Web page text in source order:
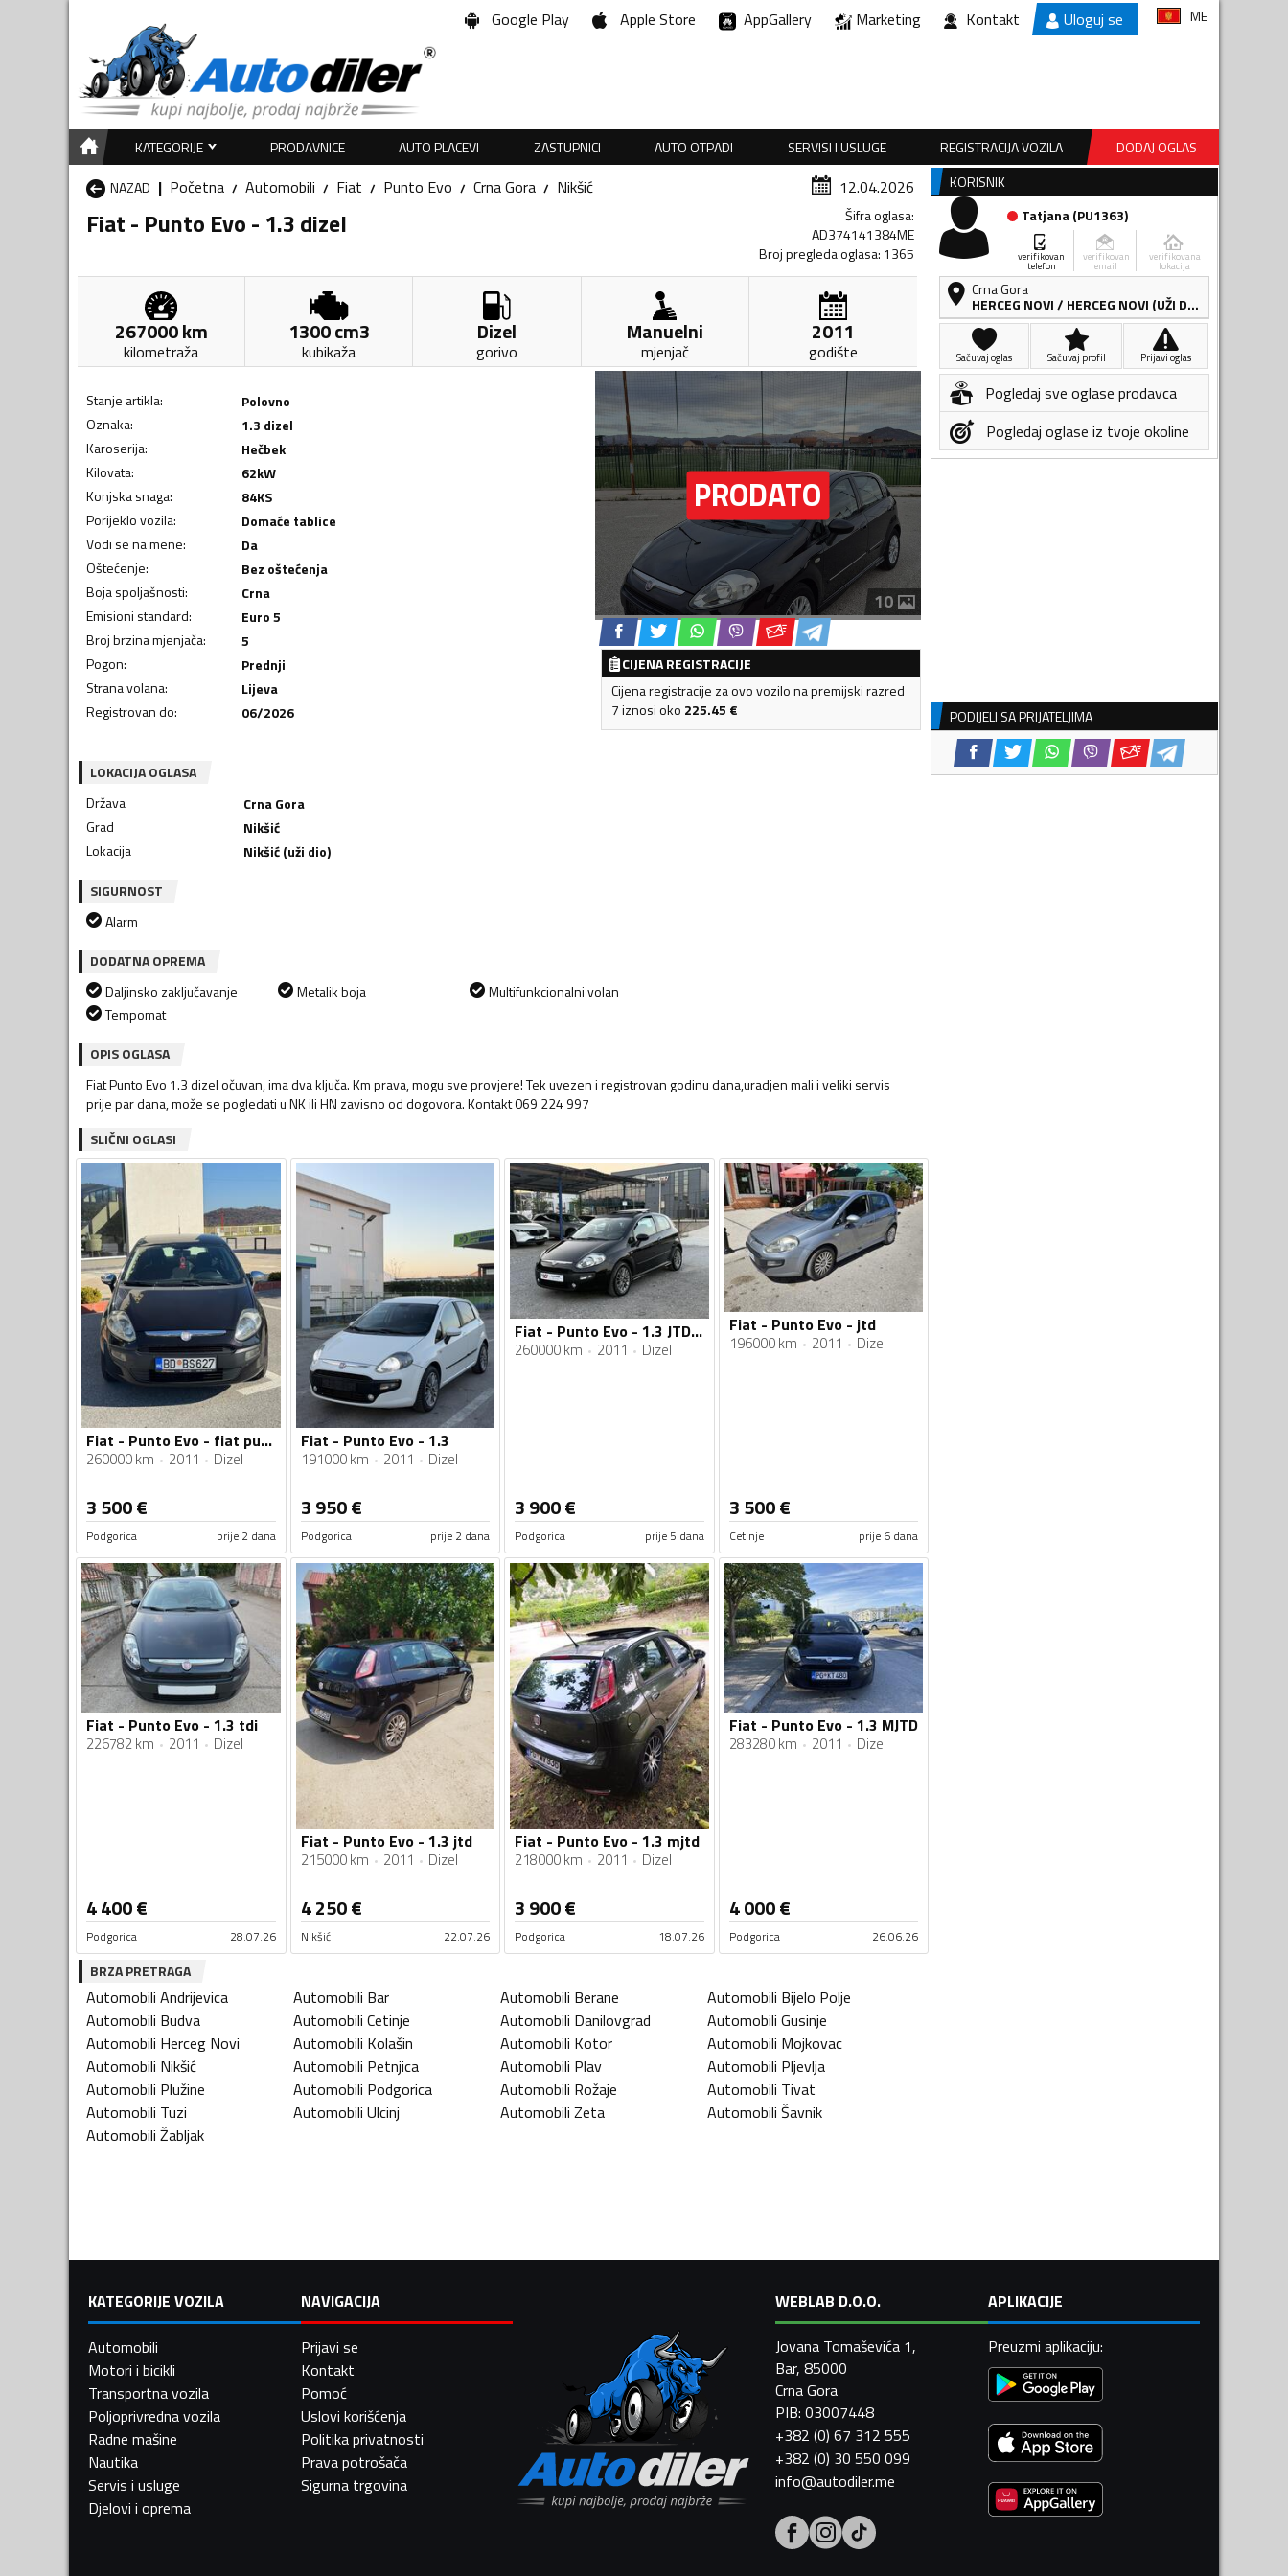
Google Play Apple Store AppGallery Marketing Kontakt Uloguj se ME
KATEGORIJE PRODAVNICE AUTO PLACEVI ZASTUPNICI AUTO OTPADI SERVISI I USLUGE REGISTRACIJA VOZILA
DODAJ OGLAS
NAZAD
Početna Automobili Fiat Punto Evo Crna Gora Nikšić 12.04.2026
Fiat - Punto Evo - 1.3 dizel Šifra oglasa:
AD374141384ME
Broj pregleda oglasa: 1365
267000km
kilometraža
1300cm3
kubikaža
Dizel
gorivo
Manuelni
mjenjač
2011
godište
Stanje artikla:
Polovno
Oznaka:
1.3 dizel
Karoserija:
Hečbek
Kilovata: 62kW
Konjska snaga: 84KS
Porijeklo vozila:
Domaće tablice
Vodi se na mene:
Da
Oštećenje:
Bez oštećenja
Boja spoljašnosti:
Crna
Emisioni standard:
Euro 5
Broj brzina mjenjača:
5
Pogon:
Prednji
Strana volana:
Lijeva
Registrovan do: 06/2026
10
CIJENA REGISTRACIJE
Cijena registracije za ovo vozilo na premijski razred
7 iznosi oko 225.45 €
LOKACIJA OGLASA
Država
Crna Gora
Grad
Nikšić
Lokacija
Nikšić (uži dio)
SIGURNOST
Alarm
DODATNA OPREMA
Daljinsko zaključavanje
Tempomat
Metalik boja Multifunkcionalni volan
OPIS OGLASA
Fiat Punto Evo 1.3 dizel očuvan, ima dva ključa. Km prava, mogu sve provjere! Tek uvezen i registrovan godinu dana,uradjen mali i veliki servis
prije par dana, može se pogledati u NK ili HN zavisno od dogovora. Kontakt 069 224 997
SLIČNI OGLASI
Fiat - Punto Evo - fiat punto evo
260000 km 2011 Dizel
3 500€
Podgorica prije 2 dana
Fiat - Punto Evo - 1.3
191000 km 2011 Dizel
3 950€
Podgorica prije 2 dana
Fiat - Punto Evo - 1.3 JTDm
260000 km 2011 Dizel
3 900€
Podgorica prije 5 dana
Fiat - Punto Evo - jtd
196000 km 2011 Dizel
3 500€
Cetinje prije 6 dana
Fiat - Punto Evo - 1.3 tdi
226782 km 2011 Dizel
4 400€
Podgorica 28.07.26
Fiat - Punto Evo - 1.3 jtd
215000 km 2011 Dizel
4 250€
Nikšić 22.07.26
Fiat - Punto Evo - 1.3 mjtd
218000 km 2011 Dizel
3 900€
Podgorica 18.07.26
Fiat - Punto Evo - 1.3 MJTD
283280 km 2011 Dizel
4 000€
Podgorica 26.06.26
BRZA PRETRAGA
Automobili Andrijevica Automobili Bar Automobili Berane Automobili Bijelo Polje
Automobili Budva Automobili Cetinje Automobili Danilovgrad Automobili Gusinje
Automobili Herceg Novi Automobili Kolašin Automobili Kotor Automobili Mojkovac
Automobili Nikšić Automobili Petnjica Automobili Plav Automobili Pljevlja
Automobili Plužine Automobili Podgorica Automobili Rožaje Automobili Tivat
Automobili Tuzi Automobili Ulcinj Automobili Zeta Automobili Šavnik
Automobili Žabljak
KORISNIK
Tatjana(PU1363)
verifikovan
telefon
verifikovan
email
verifikovana
lokacija
Crna Gora
HERCEG NOVI/ HERCEG NOVI (UŽI DIO)
Sačuvaj oglas Sačuvaj profil Prijavi oglas
Pogledaj sve oglase prodavca
Pogledaj oglase iz tvoje okoline
PODIJELI SA PRIJATELJIMA
KATEGORIJE VOZILA
Automobili
Motori i bicikli
Transportna vozila
Poljoprivredna vozila
Radne mašine
Nautika
Servis i usluge
Djelovi i oprema
NAVIGACIJA
Prijavi se
Kontakt
Pomoć
Uslovi korišćenja
Politika privatnosti
Prava potrošača
Sigurna trgovina
WEBLAB D.O.O.
Jovana Tomaševića 1,
Bar, 85000
Crna Gora
PIB: 03007448
+382 (0) 67 312 555
+382 (0) 30 550 099
info@autodiler.me
APLIKACIJE
Preuzmi aplikaciju: